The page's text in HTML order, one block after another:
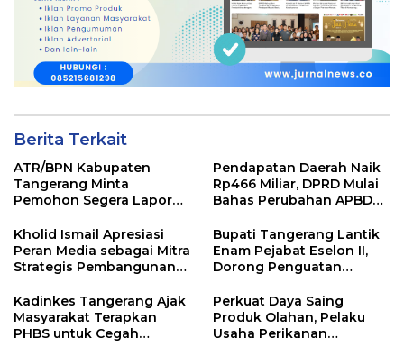
Berita Terkait
ATR/BPN Kabupaten
Tangerang Minta
Pemohon Segera Lapor
Mandek
Pendapatan Daerah Naik
Rp466 Miliar, DPRD Mulai
Bahas Perubahan APBD
Kholid Ismail Apresiasi
Peran Media sebagai Mitra
Strategis Pembangunan
Tangerang
Bupati Tangerang Lantik
Enam Pejabat Eselon II,
Dorong Penguatan
Publik
Kadinkes Tangerang Ajak
Masyarakat Terapkan
PHBS untuk Cegah
Perkuat Daya Saing
Produk Olahan, Pelaku
Usaha Perikanan